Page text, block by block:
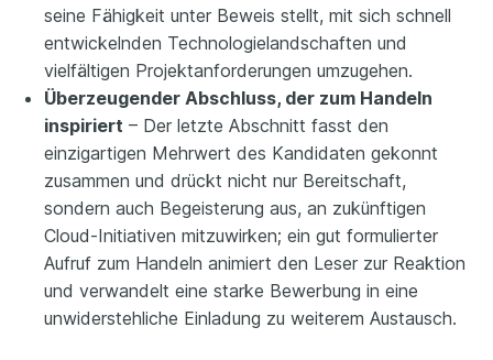
seine Fähigkeit unter Beweis stellt, mit sich schnell
entwickelnden Technologielandschaften und
vielfältigen Projektanforderungen umzugehen.
Überzeugender Abschluss, der zum Handeln
inspiriert – Der letzte Abschnitt fasst den
einzigartigen Mehrwert des Kandidaten gekonnt
zusammen und drückt nicht nur Bereitschaft,
sondern auch Begeisterung aus, an zukünftigen
Cloud-Initiativen mitzuwirken; ein gut formulierter
Aufruf zum Handeln animiert den Leser zur Reaktion
und verwandelt eine starke Bewerbung in eine
unwiderstehliche Einladung zu weiterem Austausch.